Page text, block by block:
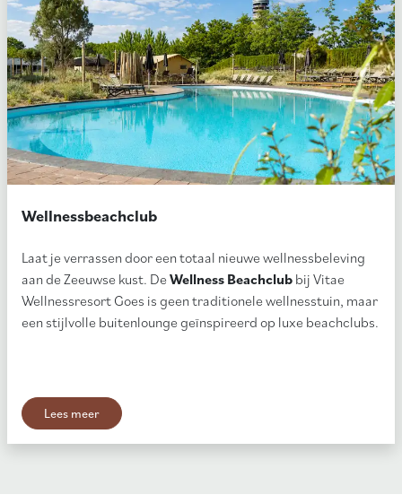
Wellnessbeachclub
Laat je verrassen door een totaal nieuwe wellnessbeleving
aan de Zeeuwse kust. DeWellness Beachclub bij Vitae
Wellnessresort Goes is geen traditionele wellnesstuin, maar
een stijlvolle buitenlounge geïnspireerd op luxe beachclubs.
Lees meer